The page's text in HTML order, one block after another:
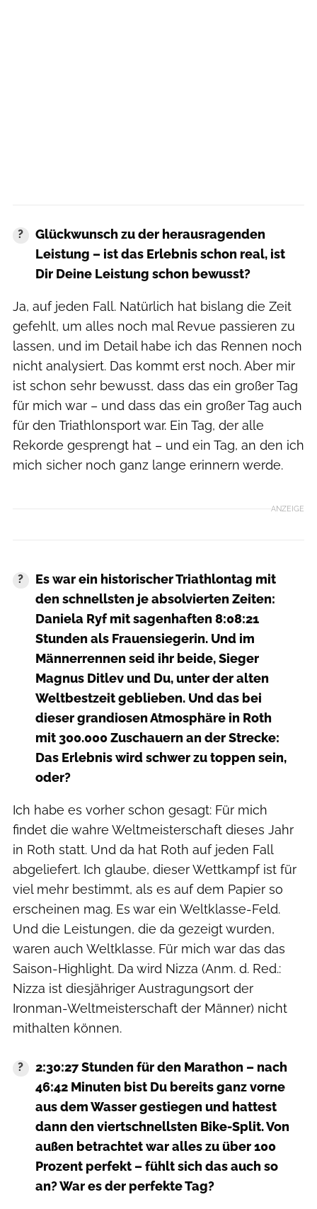
Glückwunsch zu der herausragenden
Leistung – ist das Erlebnis schon real, ist
Dir Deine Leistung schon bewusst?
Ja, auf jeden Fall. Natürlich hat bislang die Zeit
gefehlt, um alles noch mal Revue passieren zu
lassen, und im Detail habe ich das Rennen noch
nicht analysiert. Das kommt erst noch. Aber mir
ist schon sehr bewusst, dass das ein großer Tag
für mich war – und dass das ein großer Tag auch
für den Triathlonsport war. Ein Tag, der alle
Rekorde gesprengt hat – und ein Tag, an den ich
mich sicher noch ganz lange erinnern werde.
ANZEIGE
Es war ein historischer Triathlontag mit
den schnellsten je absolvierten Zeiten:
Daniela Ryf mit sagenhaften 8:08:21
Stunden als Frauensiegerin. Und im
Männerrennen seid ihr beide, Sieger
Magnus Ditlev und Du, unter der alten
Weltbestzeit geblieben. Und das bei
dieser grandiosen Atmosphäre in Roth
mit 300.000 Zuschauern an der Strecke:
Das Erlebnis wird schwer zu toppen sein,
oder?
Ich habe es vorher schon gesagt: Für mich
findet die wahre Weltmeisterschaft dieses Jahr
in Roth statt. Und da hat Roth auf jeden Fall
abgeliefert. Ich glaube, dieser Wettkampf ist für
viel mehr bestimmt, als es auf dem Papier so
erscheinen mag. Es war ein Weltklasse-Feld.
Und die Leistungen, die da gezeigt wurden,
waren auch Weltklasse. Für mich war das das
Saison-Highlight. Da wird Nizza (Anm. d. Red.:
Nizza ist diesjähriger Austragungsort der
Ironman-Weltmeisterschaft der Männer) nicht
mithalten können.
2:30:27 Stunden für den Marathon – nach
46:42 Minuten bist Du bereits ganz vorne
aus dem Wasser gestiegen und hattest
dann den viertschnellsten Bike-Split. Von
außen betrachtet war alles zu über 100
Prozent perfekt – fühlt sich das auch so
an? War es der perfekte Tag?